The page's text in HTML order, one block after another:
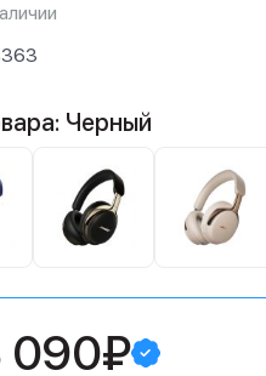
Черный
090₽